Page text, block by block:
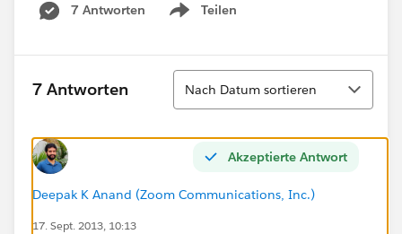
7 Antworten
Teilen
Show menu
7 Antworten
Sortieren
Nach Datum sortieren
Akzeptierte Antwort
Deepak K Anand (‎‎‎‎‎‎Zoom Communications, Inc.)
17. Sept. 2013, 10:13